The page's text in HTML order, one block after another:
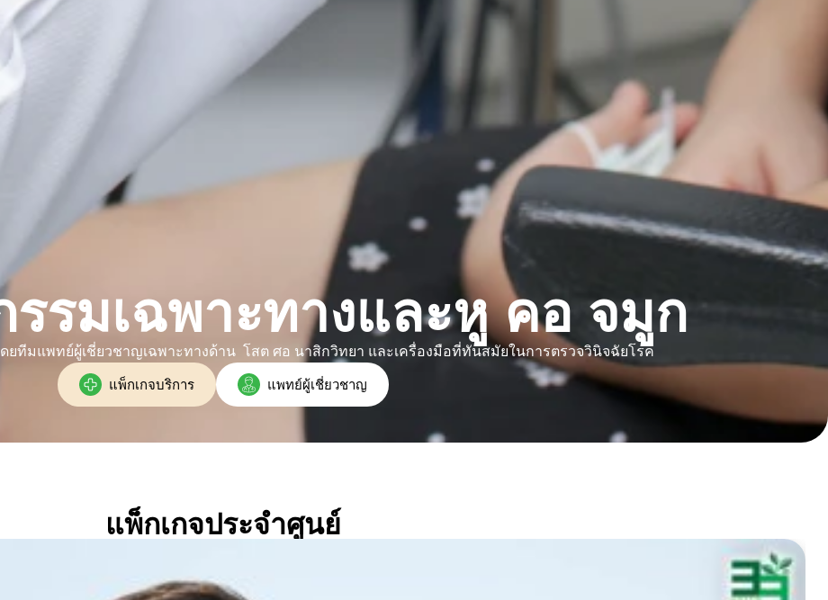
รมเฉพาะทางและหู คอ จมูก
ยทีมแพทย์ผู้เชี่ยวชาญเฉพาะทางด้าน โสต ศอ นาสิกวิทยา และเครื่องมือที่ทันสมัยในการตรวจวินิจฉัยโรค
แพ็กเกจบริการ แพทย์ผู้เชี่ยวชาญ
แพ็กเกจประจำศูนย์